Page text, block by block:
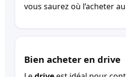
vous saurez où l’acheter
Bien acheter en drive